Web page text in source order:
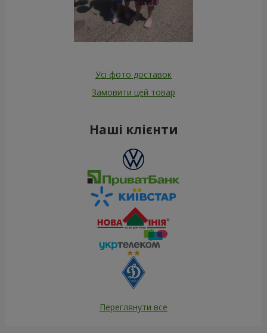
Усі фото доставок
Замовити цей товар
Наші клієнти
Переглянути все